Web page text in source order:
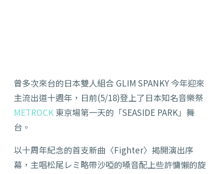
曾多次來台的日本雙人組合 GLIM SPANKY 今年迎來
主流出道十週年，日前(5/18)登上了日本知名音樂祭
METROCK 東京場第一天的「SEASIDE PARK」舞
台。
以十周年紀念的首支新曲〈Fighter〉揭開演出序
幕，主唱松尾レミ略帶沙啞的嗓音配上些許慵懶的旋